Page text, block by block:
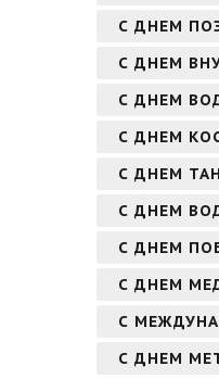
С ДНЕМ
С ДНЕМ
С ДНЕМ
С ДНЕМ
С ДНЕМ
С ДНЕМ
С ДНЕМ
С ДНЕМ
С
С ДНЕМ